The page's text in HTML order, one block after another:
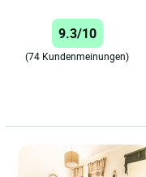
9.3/10
(74 Kundenmeinungen)